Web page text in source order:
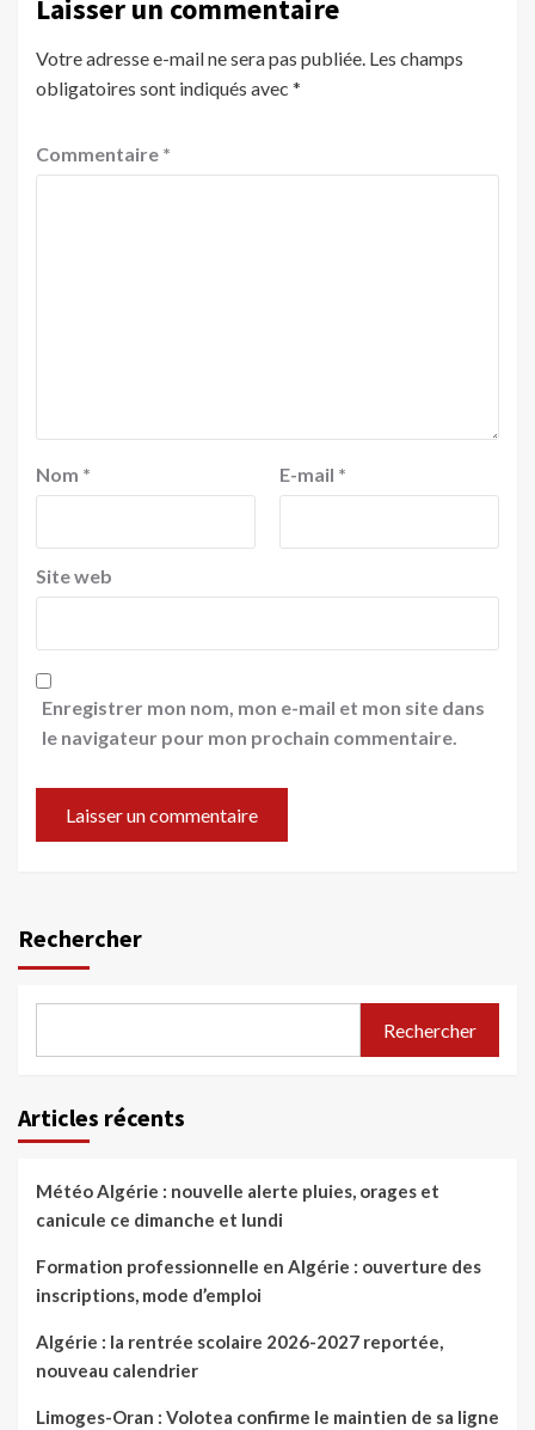
Laisser un commentaire
Votre adresse e-mail ne sera pas publiée. Les champs
obligatoires sont indiqués avec *
Commentaire *
Nom * E-mail *
Site web
Enregistrer mon nom, mon e-mail et mon site dans
le navigateur pour mon prochain commentaire.
Rechercher
Rechercher
Articles récents
Météo Algérie : nouvelle alerte pluies, orages et
canicule ce dimanche et lundi
Formation professionnelle en Algérie : ouverture des
inscriptions, mode d’emploi
Algérie : la rentrée scolaire 2026-2027 reportée,
nouveau calendrier
Limoges-Oran : Volotea confirme le maintien de sa ligne